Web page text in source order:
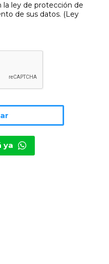
ley de protección de
de sus datos. (Ley
ya